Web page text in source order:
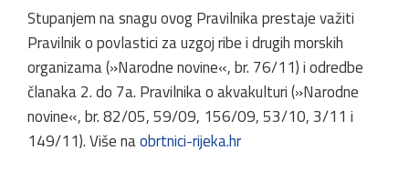
Stupanjem na snagu ovog Pravilnika prestaje važiti
Pravilnik o povlastici za uzgoj ribe i drugih morskih
organizama (»Narodne novine«, br. 76/11) i odredbe
članaka 2. do 7a. Pravilnika o akvakulturi (»Narodne
novine«, br. 82/05, 59/09, 156/09, 53/10, 3/11 i
149/11). Više naobrtnici-rijeka.hr